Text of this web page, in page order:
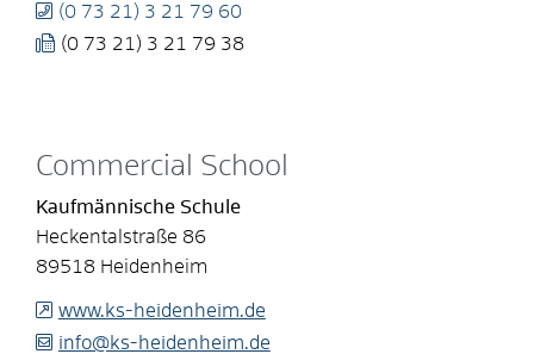
(0 73 21) 3 21 79 60
(0 73 21) 3 21 79 38
Commercial School
Kaufmännische Schule
Heckentalstraße 86
89518 Heidenheim
www.ks-heidenheim.de
info@ks-heidenheim.de